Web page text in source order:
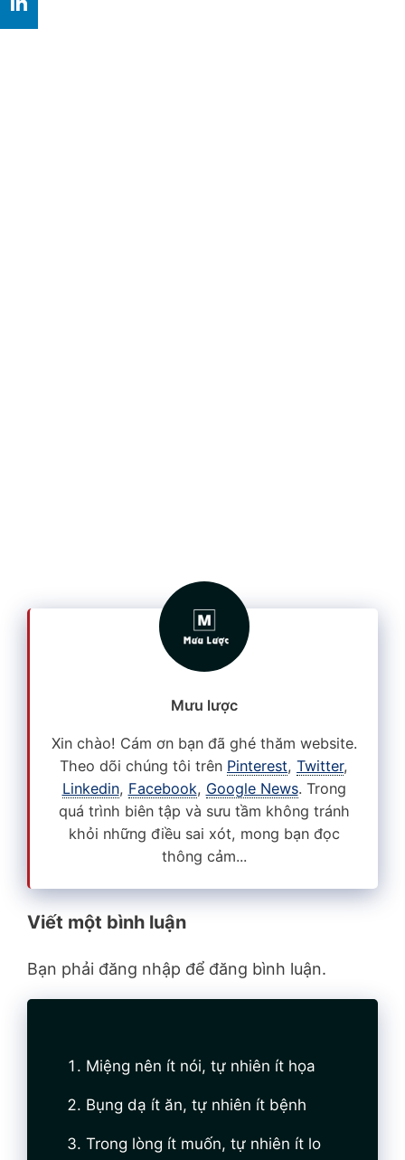
Mưu lược
Xin chào! Cám ơn bạn đã ghé thăm website.
Theo dõi chúng tôi trên Pinterest, Twitter,
Linkedin, Facebook, Google News. Trong
quá trình biên tập và sưu tầm không tránh
khỏi những điều sai xót, mong bạn đọc
thông cảm...
Viết một bình luận
Bạn phải đăng nhập để đăng bình luận.
Miệng nên ít nói, tự nhiên ít họa
Bụng dạ ít ăn, tự nhiên ít bệnh
Trong lòng ít muốn, tự nhiên ít lo